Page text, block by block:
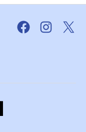
Facebook X